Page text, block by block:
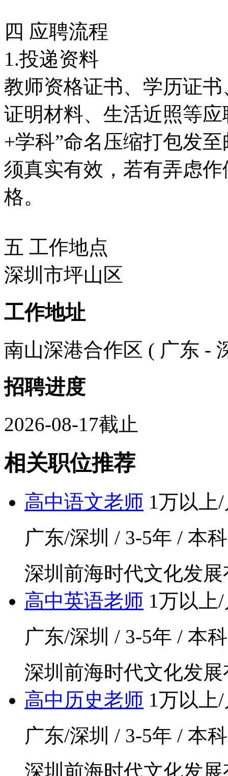
四 应聘流程
1.投递资料
教师资格证书、学历证
证明材料、生活近照等
+学科”命名压缩打包发
须真实有效，若有弄虑
格。
五 工作地点
深圳市坪山区
工作地址
南山深港合作区 ( 广东 -
招聘进度
2026-08-17截止
相关职位推荐
高中语文老师 1万以上
广东/深圳 / 3-5年 / 本
深圳前海时代文化发
高中英语老师 1万以上
广东/深圳 / 3-5年 / 本
深圳前海时代文化发
高中历史老师 1万以上
广东/深圳 / 3-5年 / 本
深圳前海时代文化发